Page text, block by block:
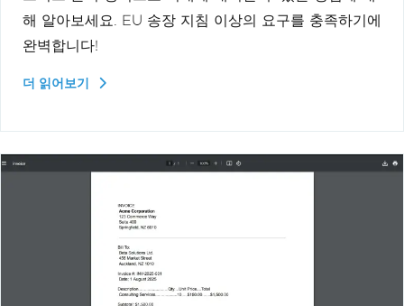
해 알아보세요. EU 송장 지침 이상의 요구를 충족하기에
완벽합니다!
더 읽어보기